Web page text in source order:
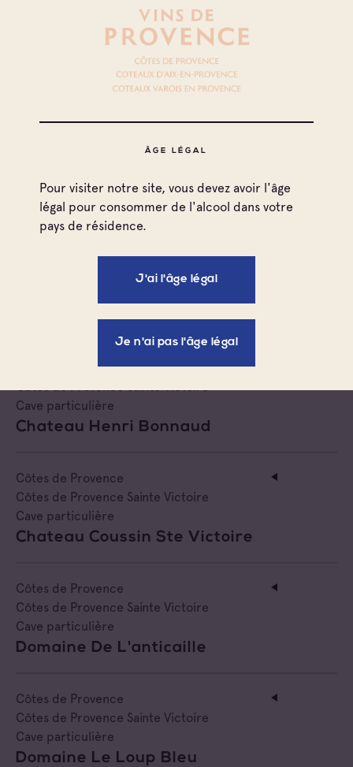
ÂGE LÉGAL
Pour visiter notre site, vous devez avoir l'âge
légal pour consommer de l'alcool dans votre
pays de résidence.
J'ai l'âge légal
Je n'ai pas l'âge légal
Côtes de Provence
Côtes de Provence Sainte Victoire
Scea Domaines Quiot En Provence
Cave particulière
Domaine Des Diables
Côtes de Provence
Côtes de Provence Sainte Victoire
Domaine Terre De Mistral
Côtes de Provence
Cave particulière
Chateau Henri Bonnaud
Côtes de Provence
Côtes de Provence Sainte Victoire
Cave particulière
Chateau Coussin Ste Victoire
Côtes de Provence
Côtes de Provence Sainte Victoire
Cave particulière
Domaine De L'anticaille
Côtes de Provence
Côtes de Provence Sainte Victoire
Cave particulière
Domaine Le Loup Bleu